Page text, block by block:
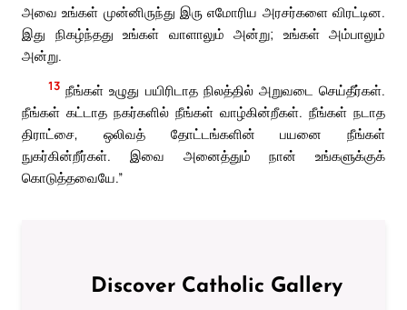
அவை உங்கள் முன்னிருந்து இரு எமோரிய அரசர்களை விரட்டின.
இது நிகழ்ந்தது உங்கள் வாளாலும் அன்று; உங்கள் அம்பாலும்
அன்று.
13 நீங்கள் உழுது பயிரிடாத நிலத்தில் அறுவடை செய்தீர்கள்.
நீங்கள் கட்டாத நகர்களில் நீங்கள் வாழ்கின்றீகள். நீங்கள் நடாத
திராட்சை, ஒலிவத் தோட்டங்களின் பயனை நீங்கள்
நுகர்கின்றீர்கள். இவை அனைத்தும் நான் உங்களுக்குக்
கொடுத்தவையே.”
Discover Catholic Gallery